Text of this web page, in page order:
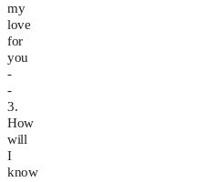
my
love
for
you
-
-
3.
How
will
I
know